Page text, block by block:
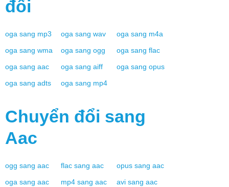
đổi
oga sang mp3 oga sang wav oga sang m4a
oga sang wma oga sang ogg oga sang flac
oga sang aac oga sang aiff oga sang opus
oga sang adts oga sang mp4
Chuyển đổi sang
Aac
ogg sang aac flac sang aac opus sang aac
oga sang aac mp4 sang aac avi sang aac